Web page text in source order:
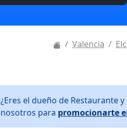
Valencia
¿Eres el dueño de Restaurante
nosotros para promocionarte